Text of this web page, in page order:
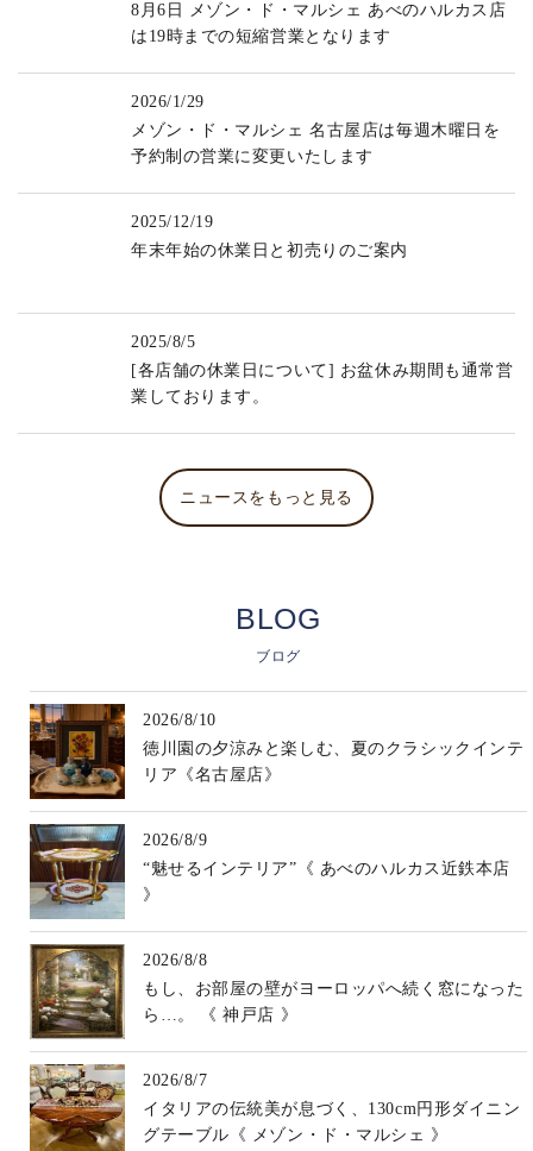
8月6日 メゾン・ド・マルシェ あべのハルカス店
は19時までの短縮営業となります
2026/1/29
メゾン・ド・マルシェ 名古屋店は毎週木曜日を
予約制の営業に変更いたします
2025/12/19
年末年始の休業日と初売りのご案内
2025/8/5
[各店舗の休業日について] お盆休み期間も通常営
業しております。
ニュースをもっと見る
BLOG
ブログ
2026/8/10
徳川園の夕涼みと楽しむ、夏のクラシックインテ
リア《名古屋店》
2026/8/9
“魅せるインテリア”《 あべのハルカス近鉄本店
》
2026/8/8
もし、お部屋の壁がヨーロッパへ続く窓になった
ら…。 《 神戸店 》
2026/8/7
イタリアの伝統美が息づく、130cm円形ダイニン
グテーブル《 メゾン・ド・マルシェ 》